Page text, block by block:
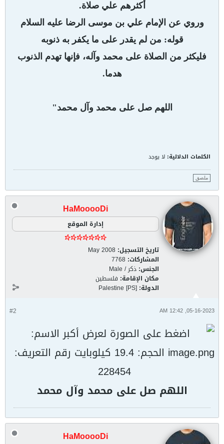
أكثرهم علي صلاة.
وروي عن الإمام علي بن موسى الرضا عليه السلام
قوله: من لم يقدر على ما يكفر به ذنوبه
فليكثر من الصلاة على محمد وآله، فإنها تهدم الذنوب
هدما.
اللهم صل على محمد وآل محمد"
الكلمات الدلالية: لا يوجد
ملصق
HaMooooDi
إدارة الموقع
تاريخ التسجيل: May 2008
المشاركات: 7768
الجنس: ذكر / Male
مكان الإقامة: فلسطين
الدولة: Palestine [PS]
#2 05-16-2023, 12:42 AM
اللهم صل على محمد وآل محمد
HaMooooDi